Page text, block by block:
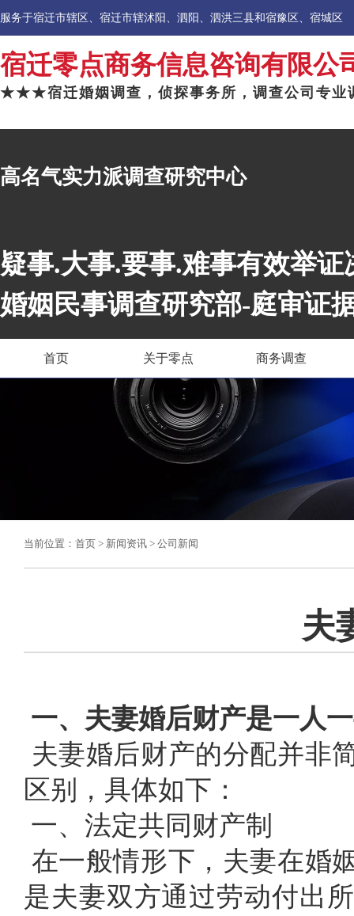
服务于宿迁市辖区、宿迁市辖沭阳、泗阳、泗洪三县和宿豫区、宿城区
宿迁零点商务信息咨询有限公
★★★宿迁婚姻调查，侦探事务所，调查公司专
高名气实力派调查研究中心
疑事.大事.要事.难事有效举
婚姻民事调查研究部-庭审证
首页 关于零点 商务调查
当前位置： 首页 > 新闻资讯 > 公司新闻
夫
一、夫妻婚后财产是一人
夫妻婚后财产的分配并非
区别，具体如下：
一、法定共同财产制
在一般情形下，夫妻在婚
是夫妻双方通过劳动付出